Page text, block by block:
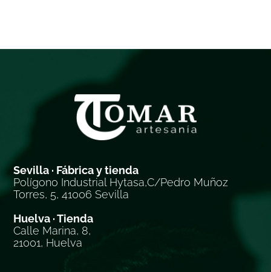
Sevilla · Fábrica y tienda
Polígono Industrial Hytasa,C/Pedro Muñoz
Torres, 5, 41006 Sevilla
Huelva · Tienda
Calle Marina, 8,
21001, Huelva